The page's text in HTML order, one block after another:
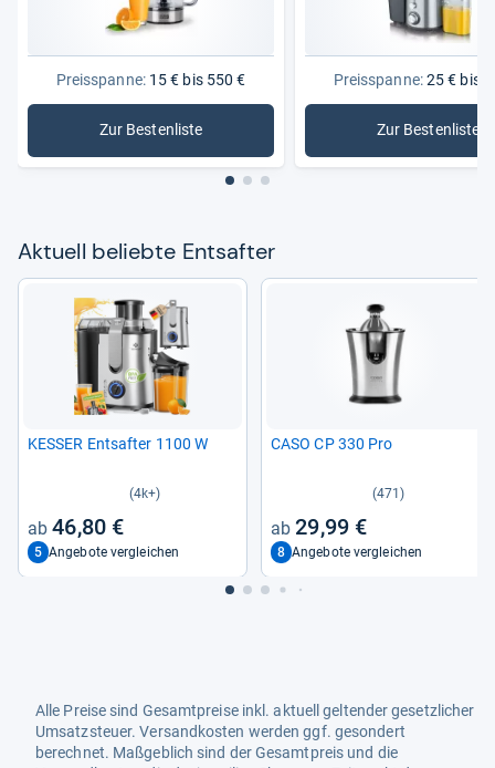
Preisspanne:15 € bis 550 €
Zur Bestenliste
: Entsafter
Preisspanne:25 € bis
Zur Bestenliste
:
Aktu­ell beliebte Ent­saf­ter
KES­SER Ent­saf­ter 1100 W
(4k+)
46,80 €
5 Angebote vergleichen
CASO CP 330 Pro
(471)
29,99 €
8 Angebote vergleichen
Alle Preise sind Gesamtpreise inkl. aktuell geltender gesetzlicher
Umsatzsteuer. Versandkosten werden ggf. gesondert
berechnet. Maßgeblich sind der Gesamtpreis und die